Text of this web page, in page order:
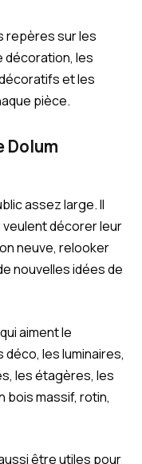
repères sur les
décoration, les
et les
pièce.
Dolum
assez large. Il
décorer leur
neuve, relooker
nouvelles idées de
aiment le
les luminaires,
les étagères, les
bois massif, rotin,
être utiles pour